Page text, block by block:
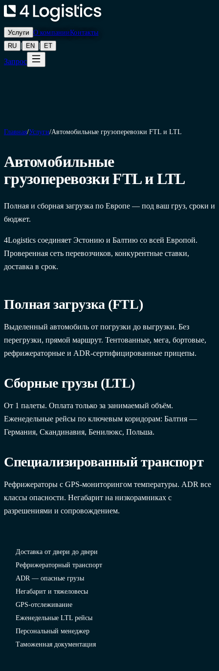
Услуги О компанииКонтакты
RU | EN | ET
Запрос
Главная/Услуги/Автомобильные грузоперевозки FTL и LTL
Автомобильные
грузоперевозки FTL и LTL
Полная и сборная загрузка по Европе — под ваш груз, сроки и
бюджет.
4Logistics соединяет Эстонию и Балтию со всей Европой.
Проверенная сеть перевозчиков, конкурентные ставки,
доставка в срок.
Полная загрузка (FTL)
Выделенный автомобиль от погрузки до выгрузки. Без
перегрузки, прямой маршрут. Тентованные, мега, бортовые,
рефрижераторные и ADR-сертифицированные прицепы.
Сборные грузы (LTL)
От 1 палеты. Оплата только за занимаемый объём.
Еженедельные рейсы по ключевым коридорам: Балтия —
Германия, Скандинавия, Бенилюкс, Польша.
Специализированный транспорт
Рефрижераторы с GPS-мониторингом температуры. ADR все
классы опасности. Негабарит на низкорамниках с
разрешениями и сопровождением.
Доставка от двери до двери
Рефрижераторный транспорт
ADR — опасные грузы
Негабарит и тяжеловесы
GPS-отслеживание
Еженедельные LTL рейсы
Персональный менеджер
Таможенная документация